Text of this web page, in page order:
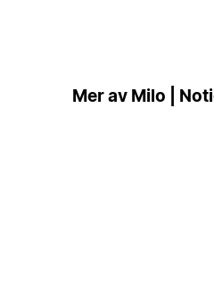
Mer av Milo |